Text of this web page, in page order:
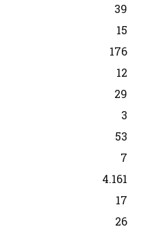
39
15
176
12
29
3
53
7
4.161
17
26